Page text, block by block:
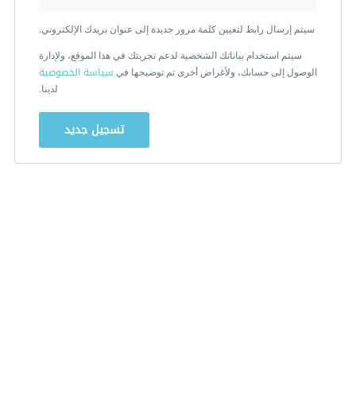
سيتم إرسال رابط لتعيين كلمة مرور جديدة إلى عنوان بريدك الإلكتروني.
سيتم استخدام بياناتك الشخصية لدعم تجربتك في هذا الموقع، ولإدارة
الوصول إلى حسابك، ولأغراض أخرى تم توضيحها في سياسة الخصوصية
لدينا.
تسجيل جديد